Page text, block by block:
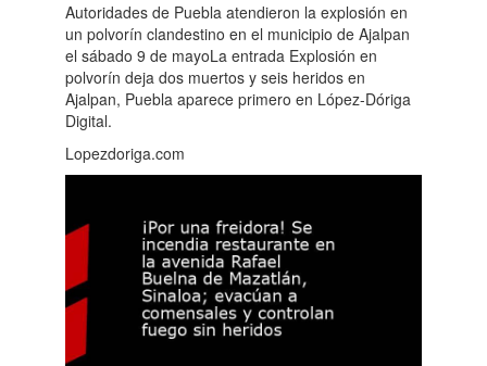
Autoridades de Puebla atendieron la explosión en
un polvorín clandestino en el municipio de Ajalpan
el sábado 9 de mayoLa entrada Explosión en
polvorín deja dos muertos y seis heridos en
Ajalpan, Puebla aparece primero en López-Dóriga
Digital.
Lopezdoriga.com